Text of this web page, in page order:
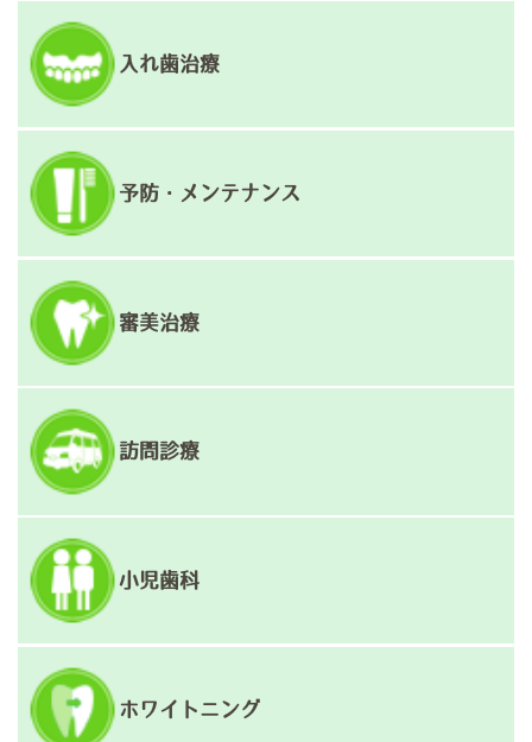
入れ歯治療
予防・メンテナンス
審美治療
訪問診療
小児歯科
ホワイトニング